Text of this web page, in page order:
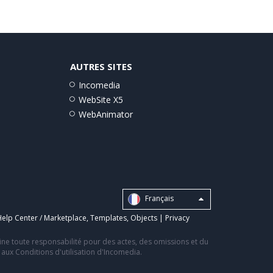
AUTRES SITES
Incomedia
WebSite X5
WebAnimator
Français
Center / Marketplace, Templates, Objects | Privacy
toute responsabilité pour des actes, des omissions et du
Conditions d'utilisation d'Incomedia.